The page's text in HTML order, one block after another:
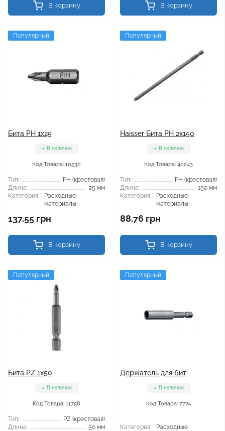
В корзину В корзину
Популярный
Бита PH 1x25
В наличии
Код Товара: 10530
Тип:
РН (крестовая)
Длина:
25 мм
Категория:
Расходные
материалы
137.55 грн
В корзину
Популярный
Haisser Бита PH 2x150
В наличии
Код Товара: 40243
Тип:
РН (крестовая)
Длина:
150 мм
Категория:
Расходные
материалы
88.76 грн
В корзину
Популярный
Бита PZ 1x50
В наличии
Код Товара: 11758
Тип:
PZ (крестовая)
Длина:
50 мм
Популярный
Держатель для бит
В наличии
Код Товара: 7774
Категория:
Расходные